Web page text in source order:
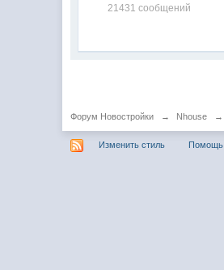
21431 сообщений
Форум Новостройки → Nhouse →
Изменить стиль Помощь